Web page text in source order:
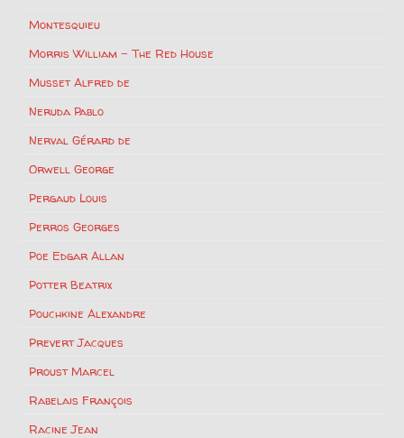
Montesquieu
Morris William – The Red House
Musset Alfred de
Neruda Pablo
Nerval Gérard de
Orwell George
Pergaud Louis
Perros Georges
Poe Edgar Allan
Potter Beatrix
Pouchkine Alexandre
Prevert Jacques
Proust Marcel
Rabelais François
Racine Jean